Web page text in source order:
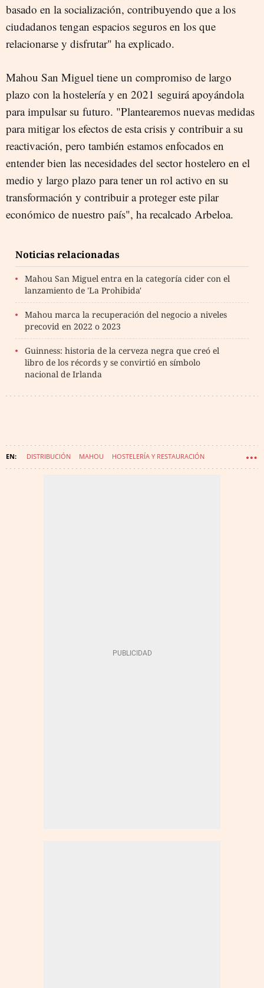
basado en la socialización, contribuyendo que a los
ciudadanos tengan espacios seguros en los que
relacionarse y disfrutar" ha explicado.
Mahou San Miguel tiene un compromiso de largo
plazo con la hostelería y en 2021 seguirá apoyándola
para impulsar su futuro. "Plantearemos nuevas medidas
para mitigar los efectos de esta crisis y contribuir a su
reactivación, pero también estamos enfocados en
entender bien las necesidades del sector hostelero en el
medio y largo plazo para tener un rol activo en su
transformación y contribuir a proteger este pilar
económico de nuestro país", ha recalcado Arbeloa.
Noticias relacionadas
Mahou San Miguel entra en la categoría cider con el
lanzamiento de 'La Prohibida'
Mahou marca la recuperación del negocio a niveles
precovid en 2022 o 2023
Guinness: historia de la cerveza negra que creó el
libro de los récords y se convirtió en símbolo
nacional de Irlanda
DISTRIBUCIÓN MAHOU HOSTELERÍA Y RESTAURACIÓN